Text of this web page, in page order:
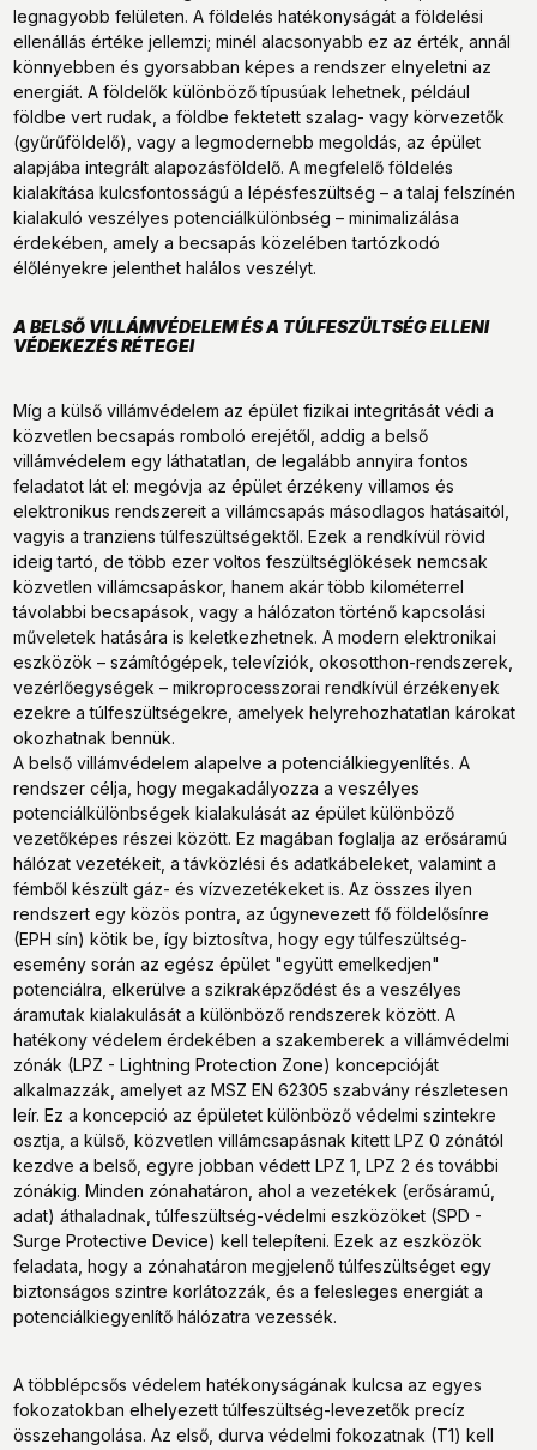
legnagyobb felületen. A földelés hatékonyságát a földelési
ellenállás értéke jellemzi; minél alacsonyabb ez az érték, annál
könnyebben és gyorsabban képes a rendszer elnyeletni az
energiát. A földelők különböző típusúak lehetnek, például
földbe vert rudak, a földbe fektetett szalag- vagy körvezetők
(gyűrűföldelő), vagy a legmodernebb megoldás, az épület
alapjába integrált alapozásföldelő. A megfelelő földelés
kialakítása kulcsfontosságú a lépésfeszültség – a talaj felszínén
kialakuló veszélyes potenciálkülönbség – minimalizálása
érdekében, amely a becsapás közelében tartózkodó
élőlényekre jelenthet halálos veszélyt.
A BELSŐ VILLÁMVÉDELEM ÉS A TÚLFESZÜLTSÉG ELLENI
VÉDEKEZÉS RÉTEGEI
Míg a külső villámvédelem az épület fizikai integritását védi a
közvetlen becsapás romboló erejétől, addig a belső
villámvédelem egy láthatatlan, de legalább annyira fontos
feladatot lát el: megóvja az épület érzékeny villamos és
elektronikus rendszereit a villámcsapás másodlagos hatásaitól,
vagyis a tranziens túlfeszültségektől. Ezek a rendkívül rövid
ideig tartó, de több ezer voltos feszültséglökések nemcsak
közvetlen villámcsapáskor, hanem akár több kilométerrel
távolabbi becsapások, vagy a hálózaton történő kapcsolási
műveletek hatására is keletkezhetnek. A modern elektronikai
eszközök – számítógépek, televíziók, okosotthon-rendszerek,
vezérlőegységek – mikroprocesszorai rendkívül érzékenyek
ezekre a túlfeszültségekre, amelyek helyrehozhatatlan károkat
okozhatnak bennük.
A belső villámvédelem alapelve a potenciálkiegyenlítés. A
rendszer célja, hogy megakadályozza a veszélyes
potenciálkülönbségek kialakulását az épület különböző
vezetőképes részei között. Ez magában foglalja az erősáramú
hálózat vezetékeit, a távközlési és adatkábeleket, valamint a
fémből készült gáz- és vízvezetékeket is. Az összes ilyen
rendszert egy közös pontra, az úgynevezett fő földelősínre
(EPH sín) kötik be, így biztosítva, hogy egy túlfeszültség-
esemény során az egész épület "együtt emelkedjen"
potenciálra, elkerülve a szikraképződést és a veszélyes
áramutak kialakulását a különböző rendszerek között. A
hatékony védelem érdekében a szakemberek a villámvédelmi
zónák (LPZ - Lightning Protection Zone) koncepcióját
alkalmazzák, amelyet az MSZ EN 62305 szabvány részletesen
leír. Ez a koncepció az épületet különböző védelmi szintekre
osztja, a külső, közvetlen villámcsapásnak kitett LPZ 0 zónától
kezdve a belső, egyre jobban védett LPZ 1, LPZ 2 és további
zónákig. Minden zónahatáron, ahol a vezetékek (erősáramú,
adat) áthaladnak, túlfeszültség-védelmi eszközöket (SPD -
Surge Protective Device) kell telepíteni. Ezek az eszközök
feladata, hogy a zónahatáron megjelenő túlfeszültséget egy
biztonságos szintre korlátozzák, és a felesleges energiát a
potenciálkiegyenlítő hálózatra vezessék.
A többlépcsős védelem hatékonyságának kulcsa az egyes
fokozatokban elhelyezett túlfeszültség-levezetők precíz
összehangolása. Az első, durva védelmi fokozatnak (T1) kell